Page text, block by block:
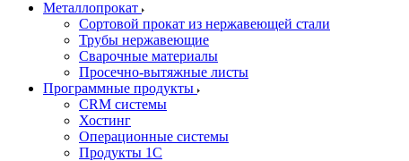
Металлопрокат
Сортовой прокат из нержавеющей стали
Трубы нержавеющие
Сварочные материалы
Просечно-вытяжные листы
Программные продукты
CRM системы
Хостинг
Операционные системы
Продукты 1С